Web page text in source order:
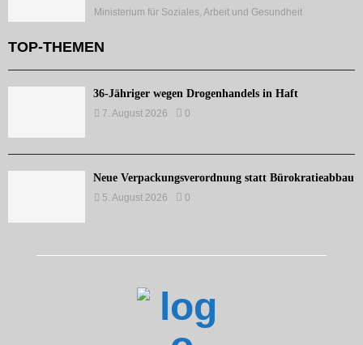
Ministerium für Soziales, Arbeit und Gesundheit
TOP-THEMEN
36-Jähriger wegen Drogenhandels in Haft
7. August 2026 0
Neue Verpackungsverordnung statt Bürokratieabbau
5. August 2026 0